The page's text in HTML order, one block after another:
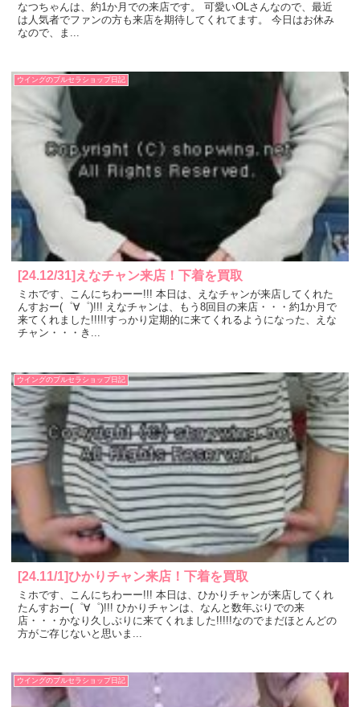
なつちゃんは、約1か月での来店です。 可愛いOLさんなので、最近
は人気者でファンの方も来店を期待してくれてます。 今日はお休み
なので、ま...
ウイングのブルセラショップ日記
[24.12/31]えなチャン来店！下着を買取
ミホです、こんにちわーー!!! 本日は、えなチャンが来店してくれた
んすおー(゜∀゜)!!! えなチャンは、もう8回目の来店・・・約1か月で
来てくれました!!!!!すっかり定期的に来てくれるようになった、えな
チャン・・・き...
ウイングのブルセラショップ日記
[24.11/1]ひかりチャン来店！下着を買取
ミホです、こんにちわーー!!! 本日は、ひかりチャンが来店してくれ
たんすおー(゜∀゜)!!! ひかりチャンは、なんと数年ぶりでの来
店・・・かなり久しぶりに来てくれました!!!!!なのでまだほとんどの
方がご存じないと思いま...
ウイングのブルセラショップ日記